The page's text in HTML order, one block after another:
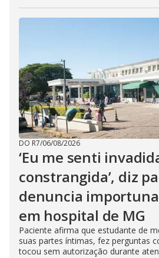
DO R7/06/08/2026
‘Eu me senti
constrangida’, diz
denuncia
em hospital de MG
Paciente afirma que estudante de
suas partes íntimas, fez perguntas
tocou sem autorização durante